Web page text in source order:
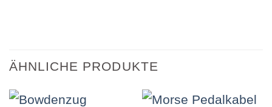
ÄHNLICHE PRODUKTE